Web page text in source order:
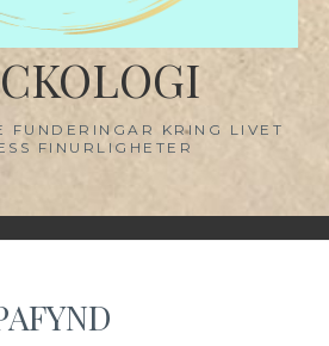
FUNDERINGAR KRING LIVET
FINURLIGHETER